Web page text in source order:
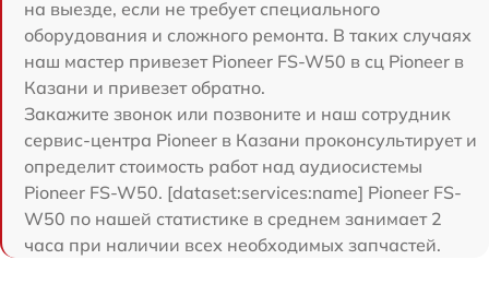
на выезде, если не требует специального
оборудования и сложного ремонта. В таких случаях
наш мастер привезет Pioneer FS-W50 в сц Pioneer в
Казани и привезет обратно.
Закажите звонок или позвоните и наш сотрудник
сервис-центра Pioneer в Казани проконсультирует и
определит стоимость работ над аудиосистемы
Pioneer FS-W50. [dataset:services:name] Pioneer FS-
W50 по нашей статистике в среднем занимает 2
часа при наличии всех необходимых запчастей.